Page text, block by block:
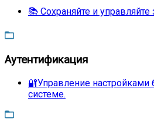
📚 Сохраняйте и управляйте
Аутентификация
🔐Управление настройками
системе.